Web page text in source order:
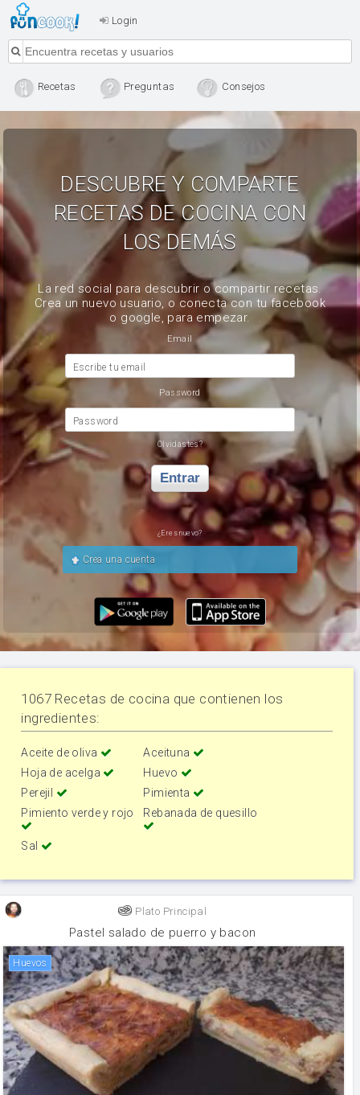
Login
Recetas Preguntas Consejos
DESCUBRE Y COMPARTE
RECETAS DE COCINA CON
LOS DEMÁS
La red social para descubrir o compartir recetas.
Crea un nuevo usuario, o conecta con tu facebook
o google, para empezar.
Email
Escribe tu email
Password
Password
Olvidastes?
Entrar
¿Eres nuevo?
Crea una cuenta
1067 Recetas de cocina que contienen los
ingredientes:
Aceite de oliva
Aceituna
Hoja de acelga
Huevo
Perejil
Pimienta
Pimiento verde y rojo
Rebanada de quesillo
Sal
Plato Principal
Pastel salado de puerro y bacon
huevos